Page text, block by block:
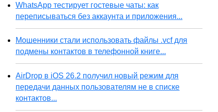
WhatsApp тестирует гостевые чаты: как
переписываться без аккаунта и приложения...
Мошенники стали использовать файлы .vcf для
подмены контактов в телефонной книге...
AirDrop в iOS 26.2 получил новый режим для
передачи данных пользователям не в списке
контактов...